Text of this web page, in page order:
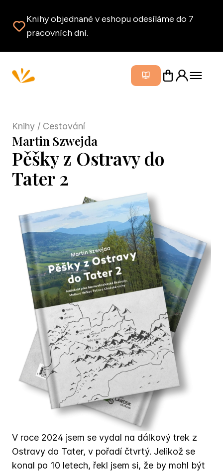
Knihy objednané v eshopu odesíláme do 7
pracovních dní.
Zavřít
Knihy / Cestování
Martin Szwejda
Pěšky z Ostravy do
Tater 2
V roce 2024 jsem se vydal na dálkový trek z
Ostravy do Tater, v pořadí čtvrtý. Jelikož se
konal po 10 letech, řekl jsem si, že by mohl být